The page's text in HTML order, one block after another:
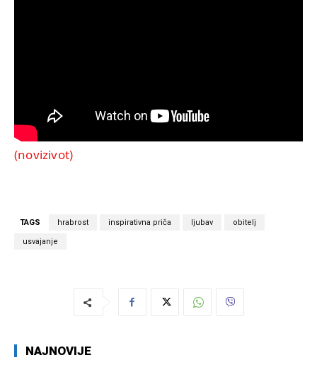
(novizivot)
TAGS hrabrost inspirativna priča ljubav obitelj
usvajanje
NAJNOVIJE